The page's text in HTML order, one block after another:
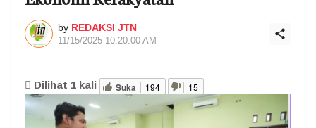
by REDAKSI JTN
11/15/2025 10:20:00 AM
Dilihat 1 kali Suka 194 15